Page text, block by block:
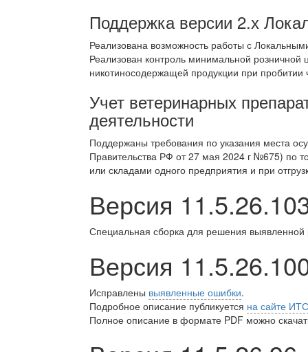
Поддержка версии 2.х
Реализована возможность работы с
Реализован контроль минимальной
никотиносодержащей продукции при
Учет ветеринарных
деятельности
Поддержаны требования по указания места
Правительства РФ от 27 мая 2024 г №675) по
или складами одного предприятия и при
Версия
Специальная сборка для решения
Версия
Исправлены выявленные ошибки.
Подробное описание публикуется на сайте ИТС
Полное описание в формате PDF можно